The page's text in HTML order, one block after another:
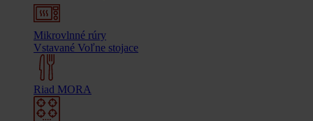
Mikrovlnné rúry
Vstavané Voľne stojace
Riad MORA